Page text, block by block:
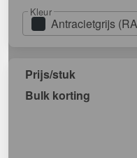
Kleur
Antracietgrijs
Prijs/stuk
Bulk korting